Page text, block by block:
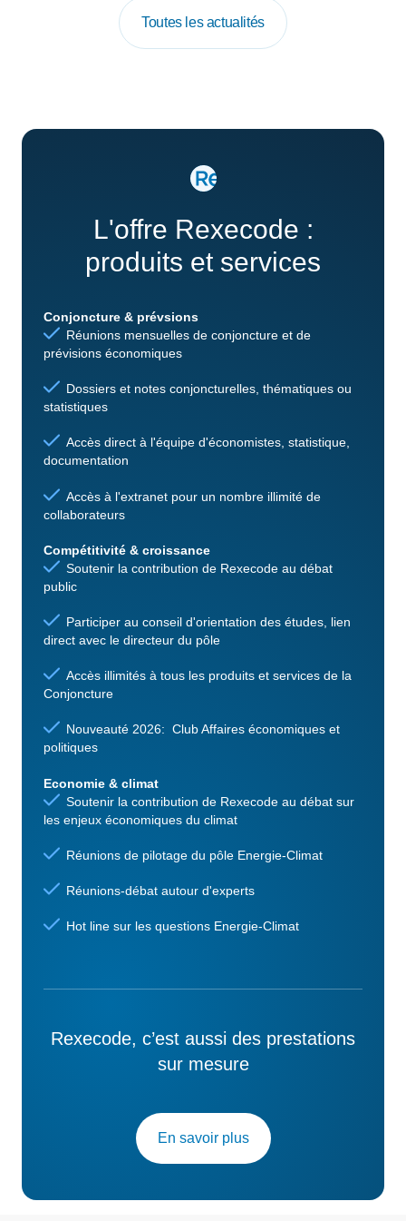
Toutes les actualités
L'offre Rexecode :
produits et services
Conjoncture & prévsions
Réunions mensuelles de conjoncture et de
prévisions économiques
Dossiers et notes conjoncturelles, thématiques ou
statistiques
Accès direct à l'équipe d'économistes, statistique,
documentation
Accès à l'extranet pour un nombre illimité de
collaborateurs
Compétitivité & croissance
Soutenir la contribution de Rexecode au débat
public
Participer au conseil d'orientation des études, lien
direct avec le directeur du pôle
Accès illimités à tous les produits et services de la
Conjoncture
Nouveauté 2026: Club Affaires économiques et
politiques
Economie & climat
Soutenir la contribution de Rexecode au débat sur
les enjeux économiques du climat
Réunions de pilotage du pôle Energie-Climat
Réunions-débat autour d'experts
Hot line sur les questions Energie-Climat
Rexecode, c’est aussi des prestations
sur mesure
En savoir plus